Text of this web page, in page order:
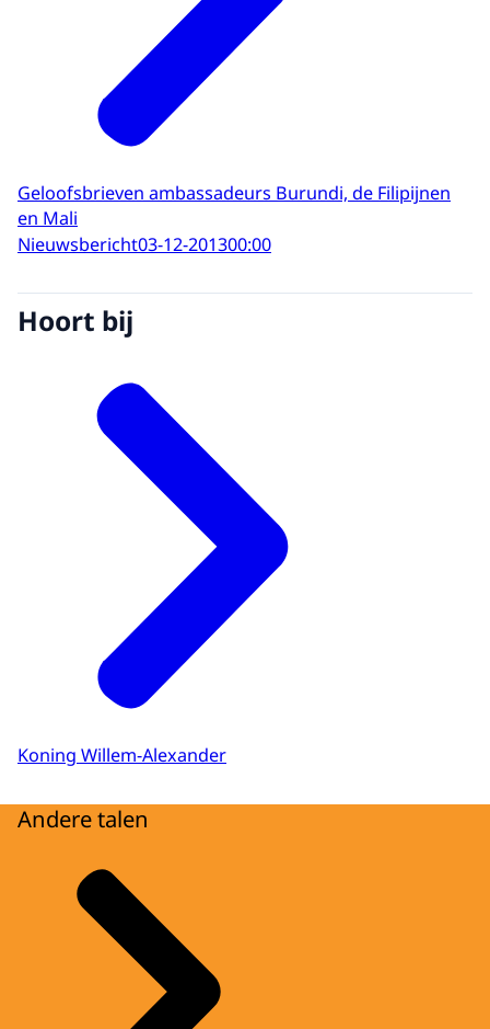
Geloofsbrieven ambassadeurs Burundi, de Filipijnen
en Mali
Nieuwsbericht03-12-201300:00
Hoort bij
Koning Willem-Alexander
Andere talen